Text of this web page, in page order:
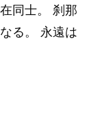
同士。 刹那
る。 永遠は